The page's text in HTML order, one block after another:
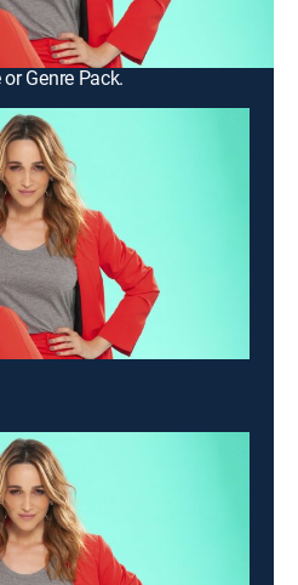
unavailable with a DIRECTV
Genre Pack.